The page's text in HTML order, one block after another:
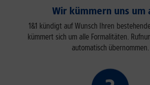
Wir kümmern uns um
1&1 kündigt auf Wunsch Ihren
kümmert sich um alle Formalitäten.
automatisch übernommen.